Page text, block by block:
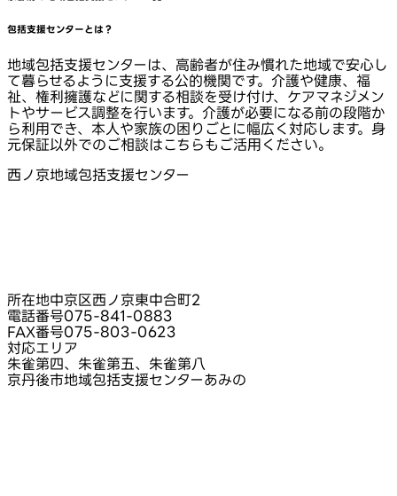
包括支援センターとは？
地域包括支援センターは、高齢者が住み慣れた地域で安心し
て暮らせるように支援する公的機関です。介護や健康、福
祉、権利擁護などに関する相談を受け付け、ケアマネジメン
トやサービス調整を行います。介護が必要になる前の段階か
ら利用でき、本人や家族の困りごとに幅広く対応します。身
元保証以外でのご相談はこちらもご活用ください。
西ノ京地域包括支援センター
所在地中京区西ノ京東中合町2
電話番号075-841-0883
FAX番号075-803-0623
対応エリア
朱雀第四、朱雀第五、朱雀第八
京丹後市地域包括支援センターあみの